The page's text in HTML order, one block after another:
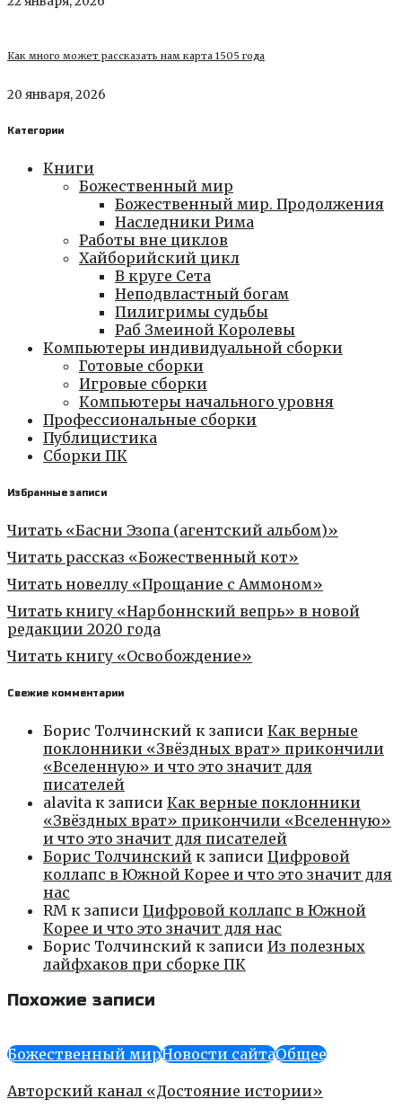
Как много может рассказать нам карта 1505 года
20 января, 2026
Категории
Книги
Божественный мир
Божественный мир. Продолжения
Наследники Рима
Работы вне циклов
Хайборийский цикл
В круге Сета
Неподвластный богам
Пилигримы судьбы
Раб Змеиной Королевы
Компьютеры индивидуальной сборки
Готовые сборки
Игровые сборки
Компьютеры начального уровня
Профессиональные сборки
Публицистика
Сборки ПК
Избранные записи
Читать «Басни Эзопа (агентский альбом)»
Читать рассказ «Божественный кот»
Читать новеллу «Прощание с Аммоном»
Читать книгу «Нарбоннский вепрь» в новой
редакции 2020 года
Читать книгу «Освобождение»
Свежие комментарии
Борис Толчинский к записи Как верные
поклонники «Звёздных врат» прикончили
«Вселенную» и что это значит для
писателей
alavita к записи Как верные поклонники
«Звёздных врат» прикончили «Вселенную»
и что это значит для писателей
Борис Толчинский к записи Цифровой
коллапс в Южной Корее и что это значит для
нас
RM к записи Цифровой коллапс в Южной
Корее и что это значит для нас
Борис Толчинский к записи Из полезных
лайфхаков при сборке ПК
Похожие записи
Божественный мирНовости сайтаОбщее
Авторский канал «Достояние истории»